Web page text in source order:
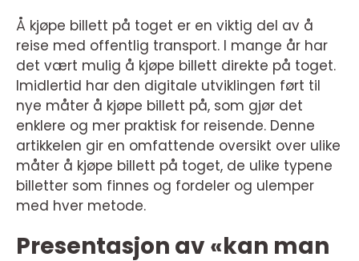
Å kjøpe billett på toget er en viktig del av å
reise med offentlig transport. I mange år har
det vært mulig å kjøpe billett direkte på toget.
Imidlertid har den digitale utviklingen ført til
nye måter å kjøpe billett på, som gjør det
enklere og mer praktisk for reisende. Denne
artikkelen gir en omfattende oversikt over ulike
måter å kjøpe billett på toget, de ulike typene
billetter som finnes og fordeler og ulemper
med hver metode.
Presentasjon av «kan man